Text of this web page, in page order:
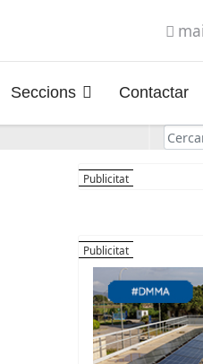
Seccions Contactar